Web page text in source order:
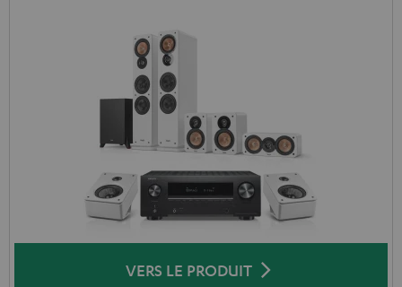
VERS LE PRODUIT